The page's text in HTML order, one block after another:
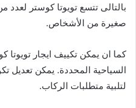
بالتالى تتسع تويوتا كوستر
صغيرة من الأشخاص.
كما ان يمكن تكييف ايجار تويوتا
السياحية المحددة. يمكن تعديل
لتلبية متطلبات الركاب.